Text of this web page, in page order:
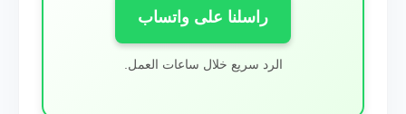
راسلنا على واتساب
الرد سريع خلال ساعات العمل.